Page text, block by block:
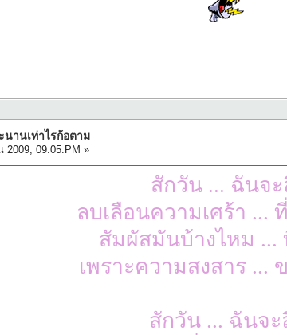
นานเท่าไรก้อตาม
2009, 09:05:PM »
สักวัน ... ฉันจะ
ลบเลือนความเศร้า ...
สัมผัสมันบ้างไหม
เพราะความสงสาร ...
สักวัน ... ฉันจะ